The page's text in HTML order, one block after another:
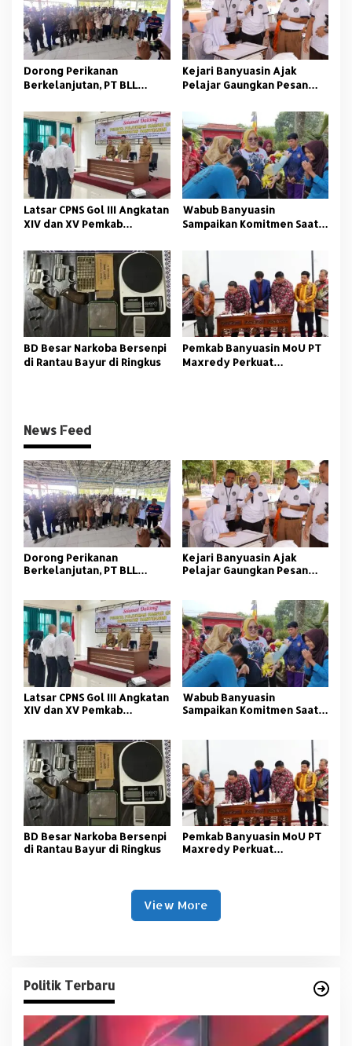
i
p
o
s
Dorong Perikanan
Berkelanjutan, PT BLL
dengan Pelatihan Alat
Tangkap
Kejari Banyuasin Ajak
Pelajar Gaungkan Pesan
Latsar CPNS Gol III Angkatan
XIV dan XV Pemkab
Wabub Banyuasin
Sampaikan Komitmen Saat
Nasional
BD Besar Narkoba Bersenpi
di Rantau Bayur di Ringkus
Pemkab Banyuasin MoU PT
Maxredy Perkuat
News Feed
Dorong Perikanan
Berkelanjutan, PT BLL
Tangkap
Kejari Banyuasin Ajak
Pelajar Gaungkan Pesan
Latsar CPNS Gol III Angkatan
XIV dan XV Pemkab
Wabub Banyuasin
Sampaikan Komitmen Saat
BD Besar Narkoba Bersenpi
di Rantau Bayur di Ringkus
Pemkab Banyuasin MoU PT
Maxredy Perkuat
View More
Politik Terbaru